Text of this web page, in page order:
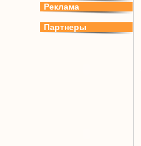
Реклама
Партнеры